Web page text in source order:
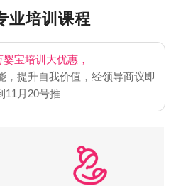
业培训课程
婴宝培训大优惠，
，提升自我价值，经领导商议即
11月20号推